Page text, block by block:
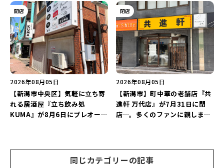
グを万代で相談しよう♪
開店
2026年08月05日
【新潟市中央区】気軽に立ち寄
れる居酒屋『立ち飲み処
KUMA』が8月6日にプレオープ
閉店
2026年08月05日
【新潟市】町中華の老舗店『共
進軒 万代店』が7月31日に閉
店…。多くのファンに親しまれ
同じカテゴリーの記事